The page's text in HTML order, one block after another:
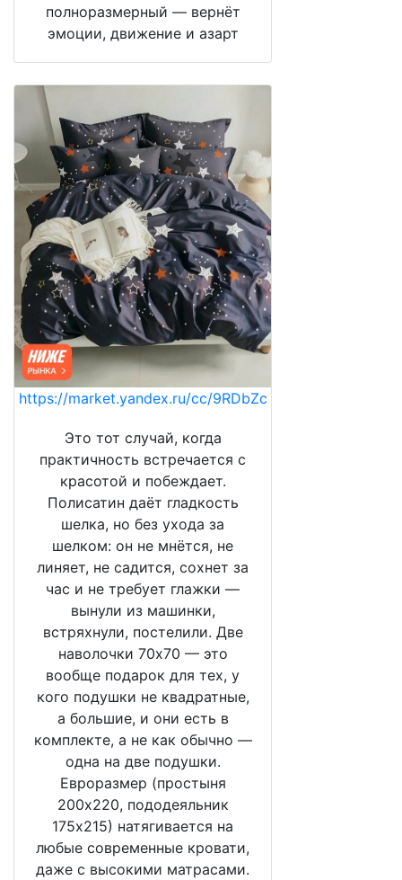
полноразмерный — вернёт
эмоции, движение и азарт
https://market.yandex.ru/cc/9RDbZc
Это тот случай, когда
практичность встречается с
красотой и побеждает.
Полисатин даёт гладкость
шелка, но без ухода за
шелком: он не мнётся, не
линяет, не садится, сохнет за
час и не требует глажки —
вынули из машинки,
встряхнули, постелили. Две
наволочки 70х70 — это
вообще подарок для тех, у
кого подушки не квадратные,
а большие, и они есть в
комплекте, а не как обычно —
одна на две подушки.
Евроразмер (простыня
200х220, пододеяльник
175х215) натягивается на
любые современные кровати,
даже с высокими матрасами.